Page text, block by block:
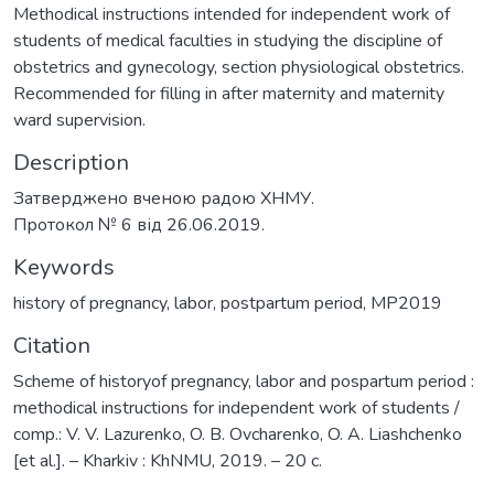
Methodical instructions intended for independent work of
students of medical faculties in studying the discipline of
obstetrics and gynecology, section physiological obstetrics.
Recommended for filling in after maternity and maternity
ward supervision.
Description
Затверджено вченою радою ХНМУ.
Протокол № 6 від 26.06.2019.
Keywords
history of pregnancy, labor, postpartum period, МР2019
Citation
Scheme of historyof pregnancy, labor and pospartum period :
methodical instructions for independent work of students /
comp.: V. V. Lazurenko, O. B. Ovcharenko, O. A. Liashchenko
[et al.]. – Kharkiv : KhNMU, 2019. – 20 c.